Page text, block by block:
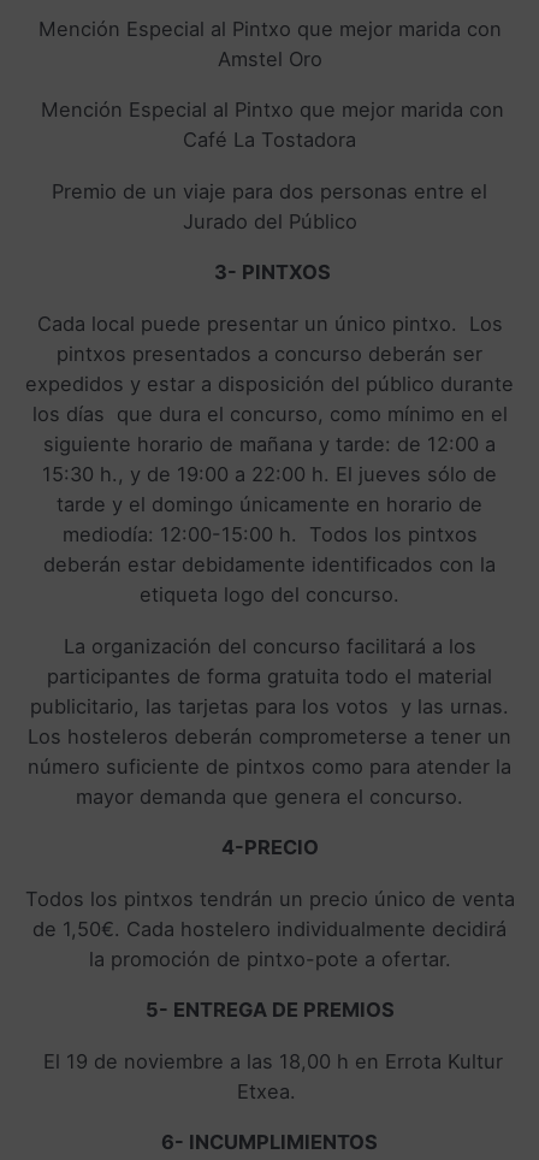
Mención Especial al Pintxo que mejor marida con
Amstel Oro
Mención Especial al Pintxo que mejor marida con
Café La Tostadora
Premio de un viaje para dos personas entre el
Jurado del Público
3- PINTXOS
Cada local puede presentar un único pintxo. Los
pintxos presentados a concurso deberán ser
expedidos y estar a disposición del público durante
los días que dura el concurso, como mínimo en el
siguiente horario de mañana y tarde: de 12:00 a
15:30 h., y de 19:00 a 22:00 h. El jueves sólo de
tarde y el domingo únicamente en horario de
mediodía: 12:00-15:00 h. Todos los pintxos
deberán estar debidamente identificados con la
etiqueta logo del concurso.
La organización del concurso facilitará a los
participantes de forma gratuita todo el material
publicitario, las tarjetas para los votos y las urnas.
Los hosteleros deberán comprometerse a tener un
número suficiente de pintxos como para atender la
mayor demanda que genera el concurso.
4-PRECIO
Todos los pintxos tendrán un precio único de venta
de 1,50€. Cada hostelero individualmente decidirá
la promoción de pintxo-pote a ofertar.
5- ENTREGA DE PREMIOS
El 19 de noviembre a las 18,00 h en Errota Kultur
Etxea.
6- INCUMPLIMIENTOS